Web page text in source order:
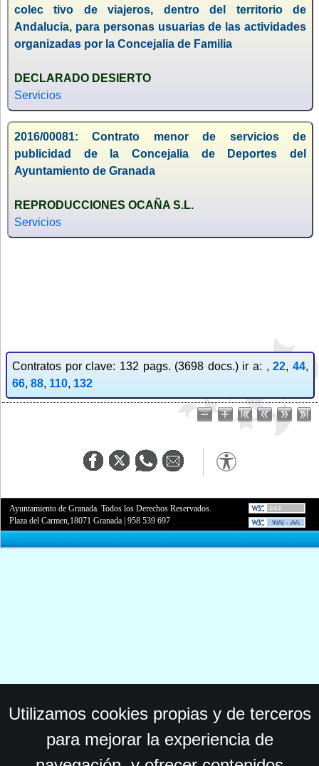
colec tivo de viajeros, dentro del territorio de
Andalucia, para personas usuarias de las actividades
organizadas por la Concejalia de Familia
DECLARADO DESIERTO
Servicios
2016/00081: Contrato menor de servicios de
publicidad de la Concejalia de Deportes del
Ayuntamiento de Granada
REPRODUCCIONES OCAÑA S.L.
Servicios
Contratos por clave: 132 pags. (3698 docs.) ir a: ,22,44,
66, 88, 110, 132
Ayuntamiento de Granada. Todos los Derechos Reservados.
Plaza del Carmen,18071 Granada |958 539 697
Utilizamos cookies propias y de terceros
para mejorar la experiencia de